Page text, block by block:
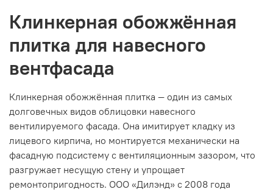
Клинкерная обожжённая
плитка для навесного
вентфасада
Клинкерная обожжённая плитка — один из самых
долговечных видов облицовки навесного
вентилируемого фасада. Она имитирует кладку из
лицевого кирпича, но монтируется механически на
фасадную подсистему с вентиляционным зазором, что
разгружает несущую стену и упрощает
ремонтопригодность. ООО «Дилэнд» с 2008 года